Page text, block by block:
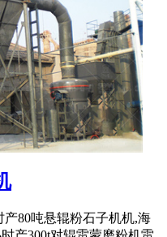
80吨悬辊粉石子机机,海